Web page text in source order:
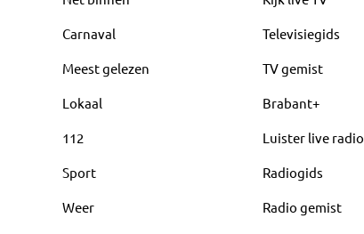
Carnaval
Meest gelezen
Lokaal
112
Sport
Weer
Televisiegids
TV gemist
Brabant+
Luister live radio
Radiogids
Radio gemist